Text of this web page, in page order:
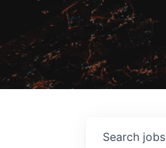
Search jobs